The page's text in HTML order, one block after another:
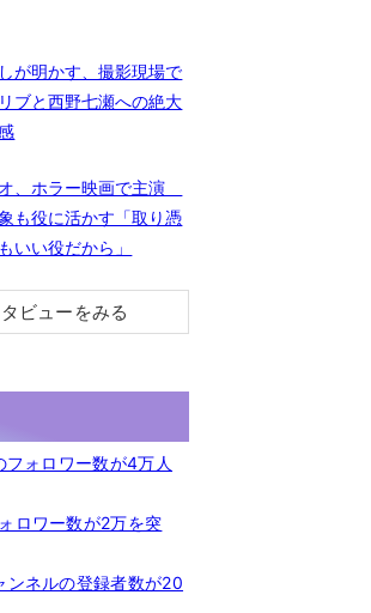
が明かす、撮影現場で
ブと西野七瀬への絶大
、ホラー映画で主演
も役に活かす「取り憑
いい役だから」
ビューをみる
ォロワー数が4万人
ワー数が2万を突
ネルの登録者数が20